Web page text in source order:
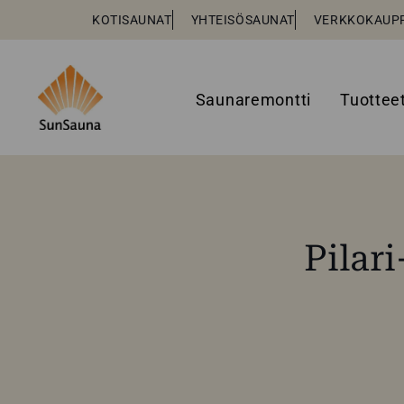
KOTISAUNAT YHTEISÖSAUNAT
Saunaremontti